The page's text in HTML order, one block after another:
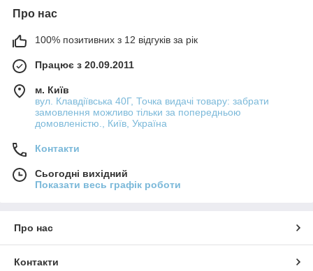
Про нас
100% позитивних з 12 відгуків за рік
Працює з 20.09.2011
м. Київ
вул. Клавдіївська 40Г, Точка видачі товару: забрати
замовлення можливо тільки за попередньою
домовленістю., Київ, Україна
Контакти
Сьогодні вихідний
Показати весь графік роботи
Про нас
Контакти